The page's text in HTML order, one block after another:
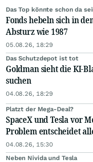
Das Top könnte schon da
Fonds hebeln sich in
Absturz wie 1987
05.08.26, 18:29
Das Schutzdepot ist tot
Goldman sieht die KI-
suchen
04.08.26, 18:29
Platzt der Mega-Deal?
SpaceX und Tesla vor
Problem entscheidet
04.08.26, 15:30
Neben Nivida und Tesla